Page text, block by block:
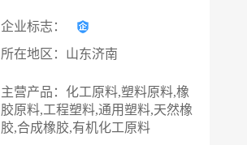
企业标志：
所在地区：山东济南
主营产品：化工原料,塑料原料,橡
胶原料,工程塑料,通用塑料,天然橡
胶,合成橡胶,有机化工原料